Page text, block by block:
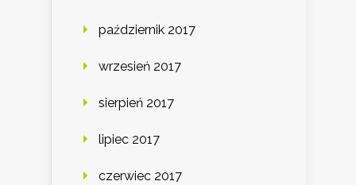
październik 2017
wrzesień 2017
sierpień 2017
lipiec 2017
czerwiec 2017